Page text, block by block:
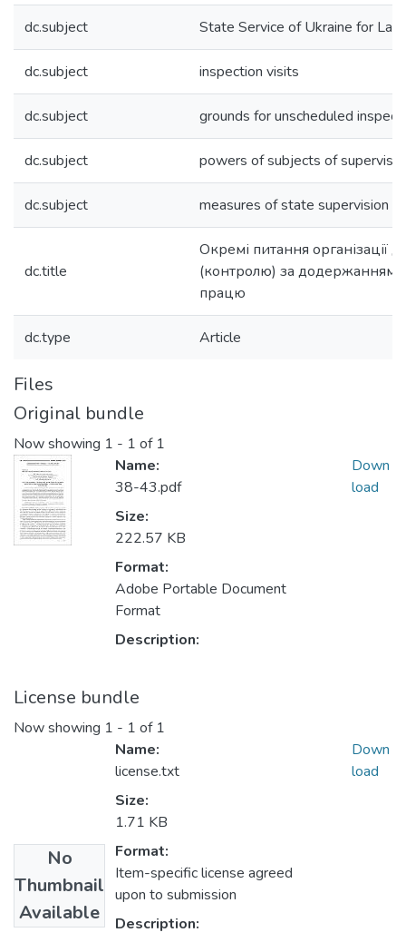
dc.subject State Service of Ukraine for
dc.subject inspection visits
dc.subject grounds for unscheduled
dc.subject powers of subjects of
dc.subject measures of state supervision
dc.title
Окремі питання організації
(контролю) за додержанням
працю
dc.type Article
Files
Original bundle
Now showing 1 - 1 of 1
Name:
38-43.pdf
Size:
222.57 KB
Format:
Adobe Portable Document
Format
Description:
Down
load
License bundle
Now showing 1 - 1 of 1
No
Thumbnail
Available
Name:
license.txt
Size:
1.71 KB
Format:
Item-specific license agreed
upon to submission
Description:
Down
load